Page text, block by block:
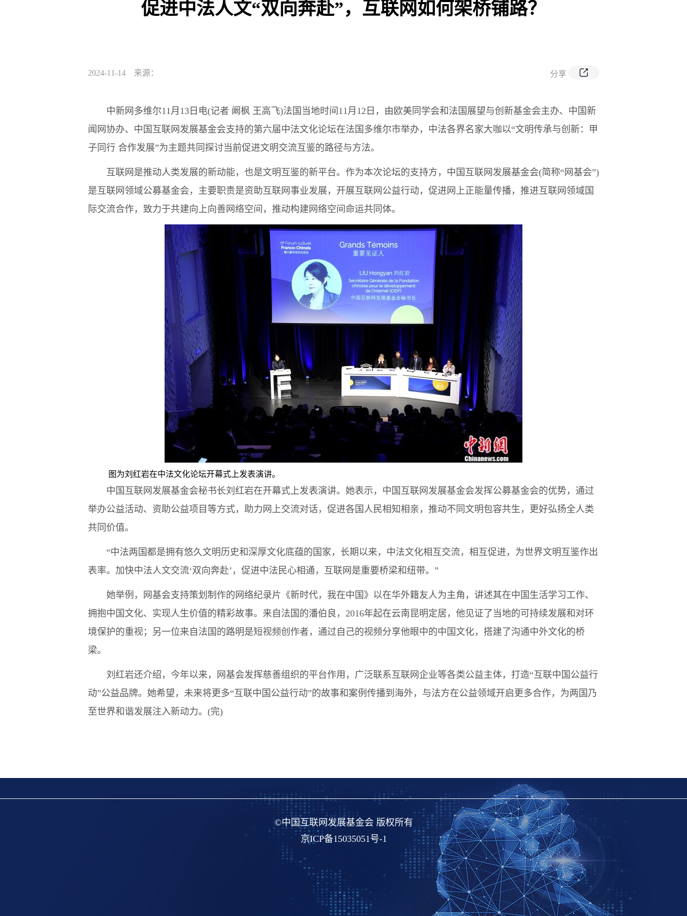
促进中法人文“双向奔赴”，互联网如何架桥铺路？
2024-11-14 来源： 分享
中新网多维尔11月13日电(记者 阚枫 王高飞)法国当地时间11月12日，由欧美同学会和法国展望与创新基金会主办、中国新
闻网协办、中国互联网发展基金会支持的第六届中法文化论坛在法国多维尔市举办，中法各界名家大咖以“文明传承与创新：甲
子同行 合作发展”为主题共同探讨当前促进文明交流互鉴的路径与方法。
互联网是推动人类发展的新动能，也是文明互鉴的新平台。作为本次论坛的支持方，中国互联网发展基金会(简称“网基会”)
是互联网领域公募基金会，主要职责是资助互联网事业发展，开展互联网公益行动，促进网上正能量传播，推进互联网领域国
际交流合作，致力于共建向上向善网络空间，推动构建网络空间命运共同体。
图为刘红岩在中法文化论坛开幕式上发表演讲。
中国互联网发展基金会秘书长刘红岩在开幕式上发表演讲。她表示，中国互联网发展基金会发挥公募基金会的优势，通过
举办公益活动、资助公益项目等方式，助力网上交流对话，促进各国人民相知相亲，推动不同文明包容共生，更好弘扬全人类
共同价值。
“中法两国都是拥有悠久文明历史和深厚文化底蕴的国家，长期以来，中法文化相互交流，相互促进，为世界文明互鉴作出
表率。加快中法人文交流‘双向奔赴’，促进中法民心相通，互联网是重要桥梁和纽带。”
她举例，网基会支持策划制作的网络纪录片《新时代，我在中国》以在华外籍友人为主角，讲述其在中国生活学习工作、
拥抱中国文化、实现人生价值的精彩故事。来自法国的潘伯良，2016年起在云南昆明定居，他见证了当地的可持续发展和对环
境保护的重视；另一位来自法国的路明是短视频创作者，通过自己的视频分享他眼中的中国文化，搭建了沟通中外文化的桥
梁。
刘红岩还介绍，今年以来，网基会发挥慈善组织的平台作用，广泛联系互联网企业等各类公益主体，打造“互联中国公益行
动”公益品牌。她希望，未来将更多“互联中国公益行动”的故事和案例传播到海外，与法方在公益领域开启更多合作，为两国乃
至世界和谐发展注入新动力。(完)
©中国互联网发展基金会 版权所有
京ICP备15035051号-1